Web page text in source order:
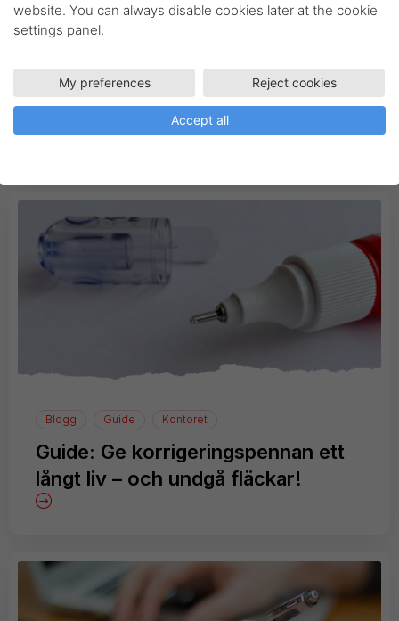
Blogg Kontoret Nyheder
1300 meters skrivlängd!
Blogg Guide Kontoret
Guide: Ge korrigeringspennan ett
långt liv – och undgå fläckar!
website. You can always disable cookies later at the cookie
settings panel.
My preferences Reject cookies
Accept all